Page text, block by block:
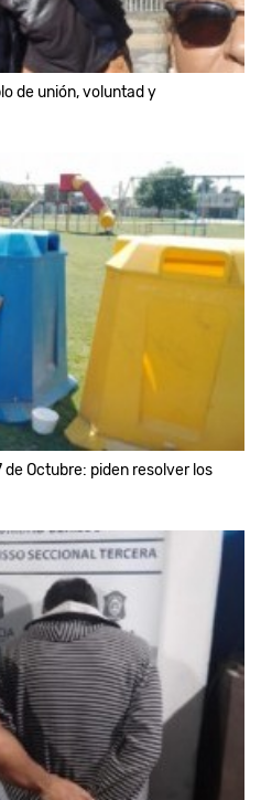
de unión, voluntad y
de Octubre: piden resolver los